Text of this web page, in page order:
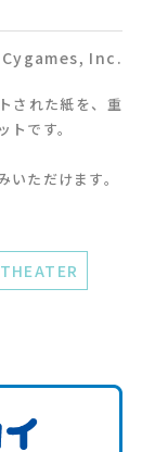
Inc.
された紙を、重
です。
ただけます。